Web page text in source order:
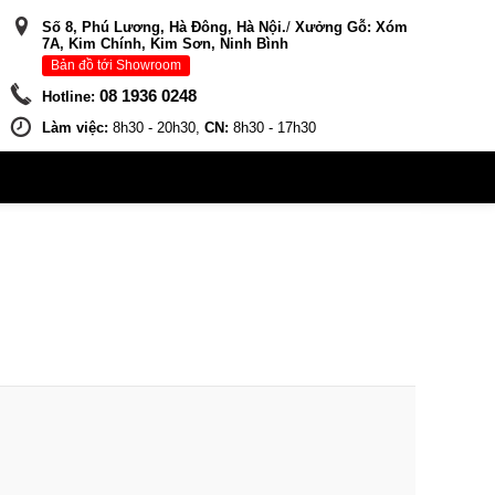
Số 8, Phú Lương, Hà Đông, Hà Nội./ Xưởng Gỗ: Xóm
7A, Kim Chính, Kim Sơn, Ninh Bình
Bản đồ tới Showroom
Hotline: 08 1936 0248
Làm việc: 8h30 - 20h30, CN: 8h30 - 17h30